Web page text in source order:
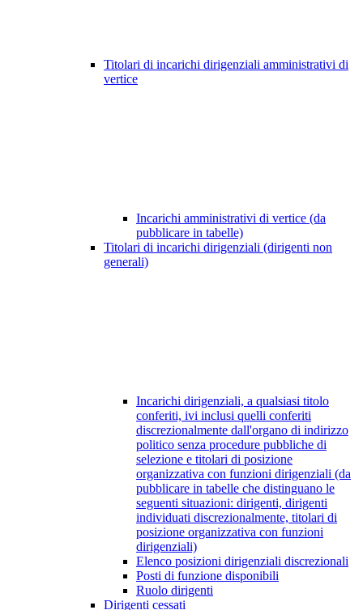
Titolari di incarichi dirigenziali amministrativi di
vertice
Incarichi amministrativi di vertice (da
pubblicare in tabelle)
Titolari di incarichi dirigenziali (dirigenti non
generali)
Incarichi dirigenziali, a qualsiasi titolo
conferiti, ivi inclusi quelli conferiti
discrezionalmente dall'organo di indirizzo
politico senza procedure pubbliche di
selezione e titolari di posizione
organizzativa con funzioni dirigenziali (da
pubblicare in tabelle che distinguano le
seguenti situazioni: dirigenti, dirigenti
individuati discrezionalmente, titolari di
posizione organizzativa con funzioni
dirigenziali)
Elenco posizioni dirigenziali discrezionali
Posti di funzione disponibili
Ruolo dirigenti
Dirigenti cessati